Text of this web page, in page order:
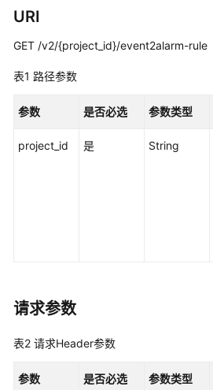
说
速
门
用
参
URI
GET /v2/{project_id}/event2alarm-rule
表1 路径参数
参数 是否必选 参数类型
project_id 是 String
请求参数
表2 请求Header参数
参数 是否必选 参数类型